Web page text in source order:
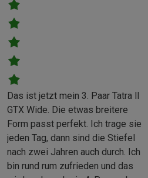
Das ist jetzt mein 3. Paar Tatra ll
GTX Wide. Die etwas breitere
Form passt perfekt. Ich trage sie
jeden Tag, dann sind die Stiefel
nach zwei Jahren auch durch. Ich
bin rund rum zufrieden und das